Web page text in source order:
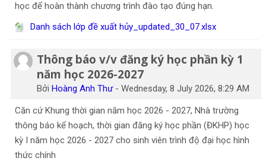
học để hoàn thành chương trình đào tạo đúng hạn.
Danh sách lớp đề xuất hủy_updated_30_07.xlsx
Thông báo v/v đăng ký học phần kỳ 1
năm học 2026-2027
Bởi Hoàng Anh Thư- Wednesday, 8 July 2026, 8:29 AM
Căn cứ Khung thời gian năm học 2026 - 2027, Nhà trường
thông báo kể hoạch, thời gian đăng ký học phần (ĐKHP) học
kỳ I năm học 2026 - 2027 cho sinh viên trình độ đại học hình
thức chính